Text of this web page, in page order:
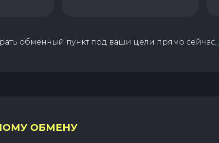
обменный пункт под ваши цели прямо сейчас,
ОБМЕНУ